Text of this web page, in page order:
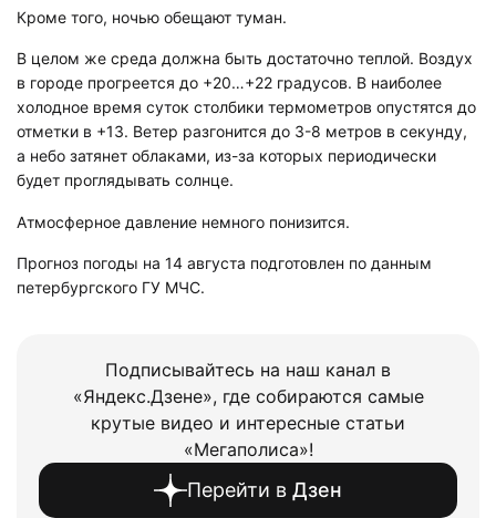
Кроме того, ночью обещают туман.
В целом же среда должна быть достаточно теплой. Воздух
в городе прогреется до +20…+22 градусов. В наиболее
холодное время суток столбики термометров опустятся до
отметки в +13. Ветер разгонится до 3-8 метров в секунду,
а небо затянет облаками, из-за которых периодически
будет проглядывать солнце.
Атмосферное давление немного понизится.
Прогноз погоды на 14 августа подготовлен по данным
петербургского ГУ МЧС.
Подписывайтесь на наш канал в
«Яндекс.Дзене», где собираются самые
крутые видео и интересные статьи
«Мегаполиса»!
Перейти в Дзен